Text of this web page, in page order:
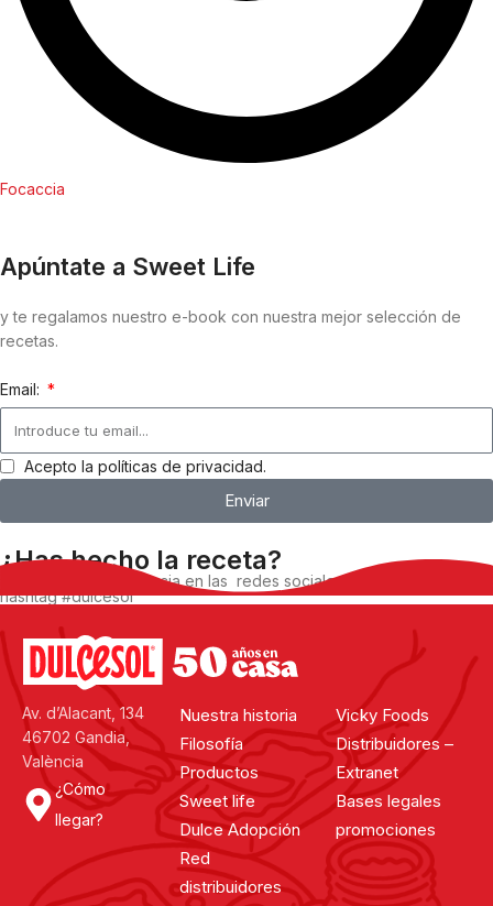
Focaccia
Apúntate a Sweet Life
y te regalamos nuestro e-book con nuestra mejor selección de
recetas.
Email:
Acepto la políticas de privacidad.
Enviar
¿Has hecho la receta?
Comparte tu experiencia en las redes sociales, utilizando el
hashtag #dulcesol
@dulcesol
Av. d’Alacant, 134
46702 Gandia,
València
¿Cómo
llegar?
Nuestra historia
Filosofía
Productos
Sweet life
Dulce Adopción
Red
distribuidores
Vicky Foods
Distribuidores –
Extranet
Bases legales
promociones